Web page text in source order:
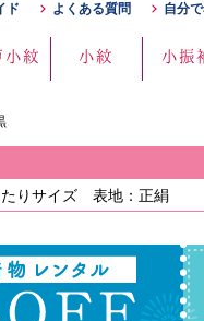
ド よくある質問 自分
小紋 小紋 小振
りサイズ 表地：正絹